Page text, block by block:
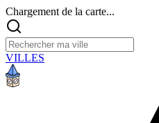
Chargement de la carte...
VILLES